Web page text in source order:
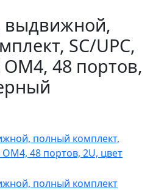
выдвижной,
SC/UPC,
48 портов,